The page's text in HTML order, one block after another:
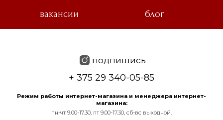
вакансии
блог
подпишись
+ 375 29 340-05-85
Режим работы интернет-магазина и менеджера интернет-
магазина:
пн-чт 9.00-17.30, пт 9.00-17.30, сб-вс выходной.